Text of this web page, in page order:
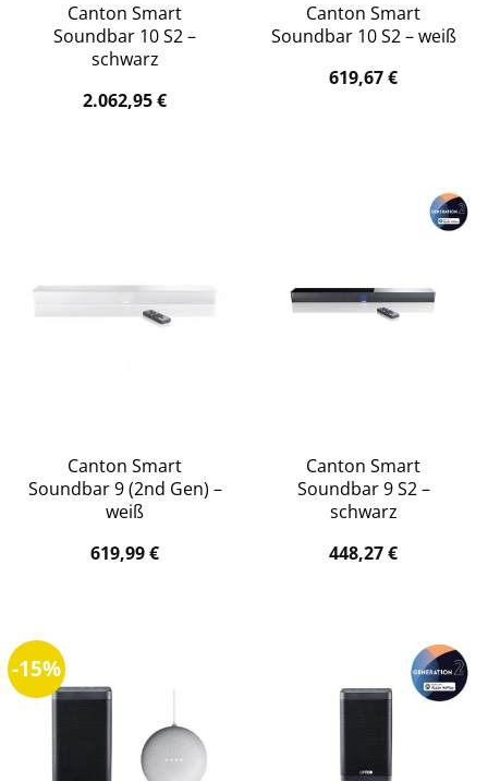
Canton Smart
Soundbar 10 S2 –
schwarz
2.062,95€
Canton Smart
Soundbar 10 S2 – weiß
619,67€
Canton Smart
Soundbar 9 (2nd Gen) –
weiß
619,99€
Canton Smart
Soundbar 9 S2 –
schwarz
448,27€
-15%